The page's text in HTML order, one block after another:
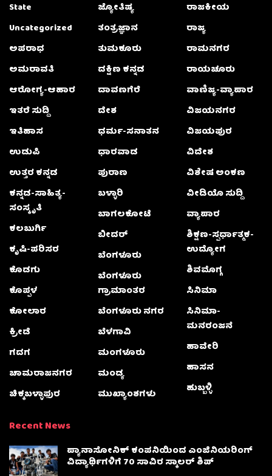
State
Uncategorized
ಅಪರಾಧ
ಅಮರಾವತಿ
ಆರೋಗ್ಯ-ಆಹಾರ
ಇತರೆ ಸುದ್ದಿ
ಇತಿಹಾಸ
ಉಡುಪಿ
ಉತ್ತರ ಕನ್ನಡ
ಕನ್ನಡ-ಸಾಹಿತ್ಯ-
ಸಂಸ್ಕೃತಿ
ಕಲಬುರ್ಗಿ
ಕೃಷಿ-ಪರಿಸರ
ಕೊಡಗು
ಕೊಪ್ಪಳ
ಕೋಲಾರ
ಕ್ರೀಡೆ
ಗದಗ
ಚಾಮರಾಜನಗರ
ಚಿಕ್ಕಬಳ್ಳಾಫುರ
ಜ್ಯೋತಿಷ್ಯ
ತಂತ್ರಜ್ಞಾನ
ತುಮಕೂರು
ದಕ್ಷಿಣ ಕನ್ನಡ
ದಾವಣಗೆರೆ
ದೇಶ
ಧರ್ಮ-ಸನಾತನ
ಧಾರವಾಡ
ಪುರಾಣ
ಬಳ್ಳಾರಿ
ಬಾಗಲಕೋಟೆ
ಬೀದರ್
ಬೆಂಗಳೂರು
ಬೆಂಗಳೂರು
ಗ್ರಾಮಾಂತರ
ಬೆಂಗಳೂರು ನಗರ
ಬೆಳಗಾವಿ
ಮಂಗಳೂರು
ಮಂಡ್ಯ
ಮುಖ್ಯಾಂಶಗಳು
ರಾಜಕೀಯ
ರಾಜ್ಯ
ರಾಮನಗರ
ರಾಯಚೂರು
ವಾಣಿಜ್ಯ-ವ್ಯಾಪಾರ
ವಿಜಯನಗರ
ವಿಜಯಪುರ
ವಿದೇಶ
ವಿಶೇಷ ಅಂಕಣ
ವೀಡಿಯೊ ಸುದ್ದಿ
ವ್ಯಾಪಾರ
ಶಿಕ್ಷಣ-ಸ್ಪರ್ಧಾತ್ಮಕ-
ಉದ್ಯೋಗ
ಶಿವಮೊಗ್ಗ
ಸಿನಿಮಾ
ಸಿನಿಮಾ-
ಮನರಂಜನೆ
ಹಾವೇರಿ
ಹಾಸನ
ಹುಬ್ಬಳ್ಳಿ
Recent News
ಪ್ಯಾನಾಸೋನಿಕ್ ಕಂಪನಿಯಿಂದ ಎಂಜಿನಿಯರಿಂಗ್
ವಿದ್ಯಾರ್ಥಿಗಳಿಗೆ 70 ಸಾವಿರ ಸ್ಕಾಲರ್ ಶಿಪ್